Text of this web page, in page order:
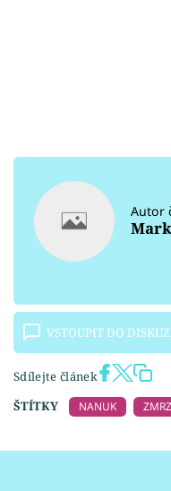
Autor
VSTOUPIT DO
Sdílejte článek
ŠTÍTKY
NANUK